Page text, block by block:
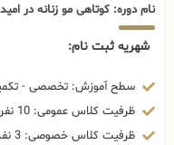
نام دوره: کوتاهی مو زنانه در
شهریه ثبت نام:
سطح آموزش: تخصصی -
ظرفیت کلاس عمومی: 10 نفر
ظرفیت کلاس خصوصی: 3 نفر